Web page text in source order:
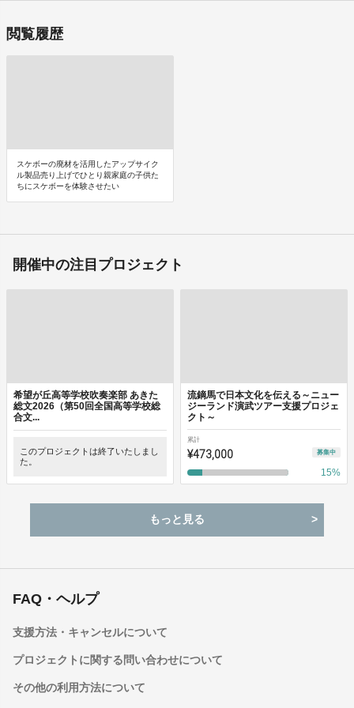
閲覧履歴
スケボーの廃材を活用したアップサイク
ル製品売り上げでひとり親家庭の子供た
ちにスケボーを体験させたい
開催中の注目プロジェクト
希望が丘高等学校吹奏楽部 あきた
総文2026（第50回全国高等学校総
合文...
このプロジェクトは終了いたしまし
た。
流鏑馬で日本文化を伝える～ニュー
ジーランド演武ツアー支援プロジェ
クト～
累計
¥473,000 募集中
15%
もっと見る
FAQ・ヘルプ
支援方法・キャンセルについて
プロジェクトに関する問い合わせについて
その他の利用方法について